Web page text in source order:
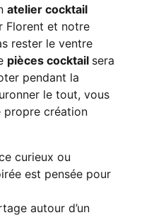
atelier cocktail
Florent et notre
rester le ventre
pièces cocktail sera
pendant la
le tout, vous
création
curieux ou
est pensée pour
autour d’un